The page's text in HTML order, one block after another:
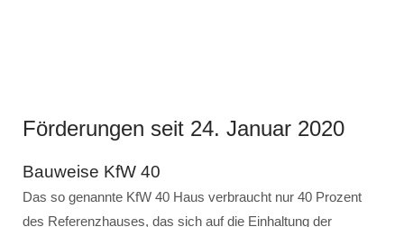
Förderungen seit 24. Januar 2020
Bauweise KfW 40
Das so genannte KfW 40 Haus verbraucht nur 40 Prozent
des Referenzhauses, das sich auf die Einhaltung der